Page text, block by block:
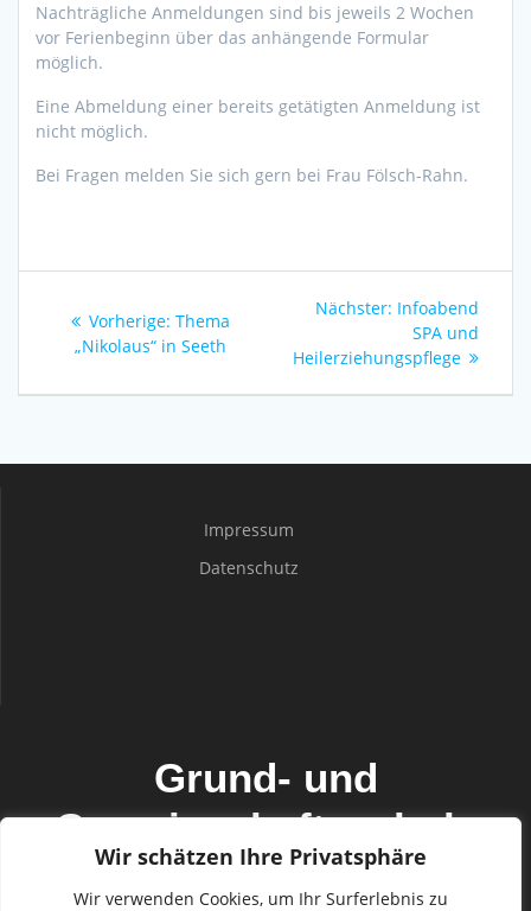
Wir schätzen Ihre Privatsphäre
Wir verwenden Cookies, um Ihr Surferlebnis zu
Nachträgliche Anmeldungen sind bis jeweils 2 Wochen
vor Ferienbeginn über das anhängende Formular
möglich.
Eine Abmeldung einer bereits getätigten Anmeldung ist
nicht möglich.
Bei Fragen melden Sie sich gern bei Frau Fölsch-Rahn.
Beitragsnavigation
Vorherige: Vorheriger
Beitrag:
Thema
„Nikolaus“ in Seeth
Nächster: Nächster
Beitrag:
Infoabend
SPA und
Heilerziehungspflege
Impressum
Datenschutz
Grund- und
Gemeinschaftsschule
Mildstedt mit den